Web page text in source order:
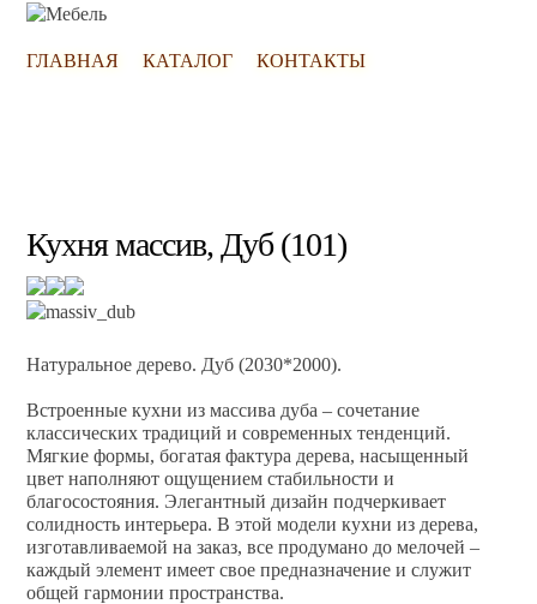
ГЛАВНАЯ КАТАЛОГ КОНТАКТЫ
Кухня массив, Дуб (101)
Натуральное дерево. Дуб (2030*2000).
Встроенные кухни из массива дуба – сочетание
классических традиций и современных тенденций.
Мягкие формы, богатая фактура дерева, насыщенный
цвет наполняют ощущением стабильности и
благосостояния. Элегантный дизайн подчеркивает
солидность интерьера. В этой модели кухни из дерева,
изготавливаемой на заказ, все продумано до мелочей –
каждый элемент имеет свое предназначение и служит
общей гармонии пространства.